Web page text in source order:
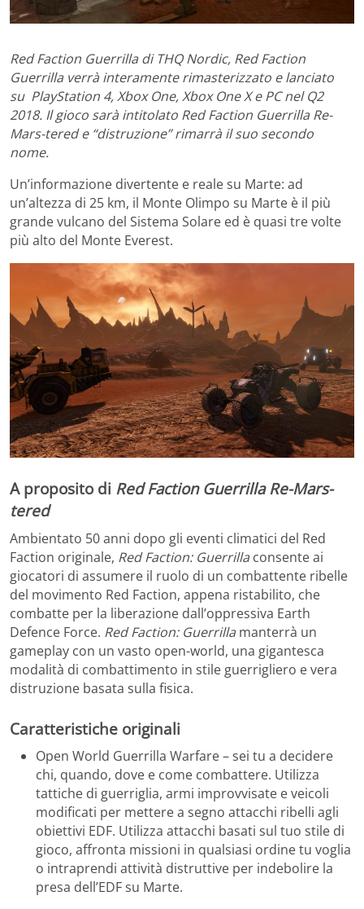
Red Faction Guerrilla di THQ Nordic, Red Faction
Guerrilla verrà interamente rimasterizzato e lanciato
su PlayStation 4, Xbox One, Xbox One X e PC nel Q2
2018. Il gioco sarà intitolato Red Faction Guerrilla Re-
Mars-tered e “distruzione” rimarrà il suo secondo
nome.
Un’informazione divertente e reale su Marte: ad
un’altezza di 25 km, il Monte Olimpo su Marte è il più
grande vulcano del Sistema Solare ed è quasi tre volte
più alto del Monte Everest.
A proposito di Red Faction Guerrilla Re-Mars-
tered
Ambientato 50 anni dopo gli eventi climatici del Red
Faction originale, Red Faction: Guerrilla consente ai
giocatori di assumere il ruolo di un combattente ribelle
del movimento Red Faction, appena ristabilito, che
combatte per la liberazione dall’oppressiva Earth
Defence Force. Red Faction: Guerrilla manterrà un
gameplay con un vasto open-world, una gigantesca
modalità di combattimento in stile guerrigliero e vera
distruzione basata sulla fisica.
Caratteristiche originali
Open World Guerrilla Warfare – sei tu a decidere
chi, quando, dove e come combattere. Utilizza
tattiche di guerriglia, armi improvvisate e veicoli
modificati per mettere a segno attacchi ribelli agli
obiettivi EDF. Utilizza attacchi basati sul tuo stile di
gioco, affronta missioni in qualsiasi ordine tu voglia
o intraprendi attività distruttive per indebolire la
presa dell’EDF su Marte.